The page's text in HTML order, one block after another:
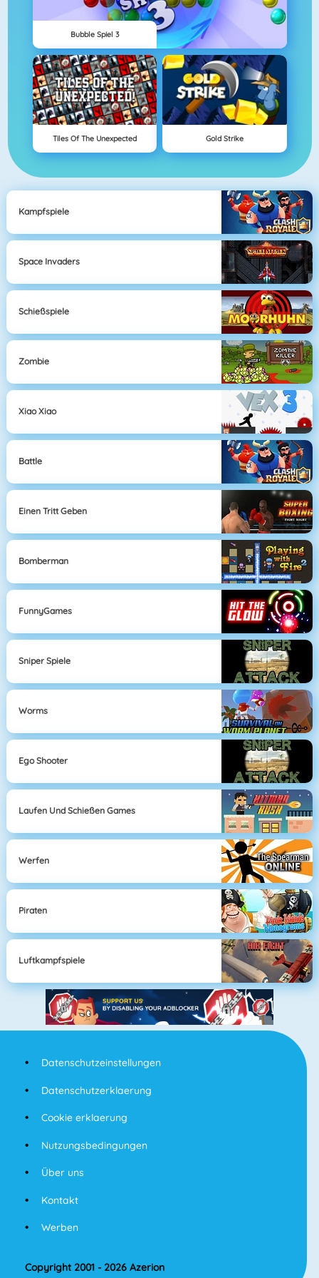
Bubble Spiel 3
Tiles Of The Unexpected Gold Strike
Kampfspiele
Space Invaders
Schießspiele
Zombie
Xiao Xiao
Battle
Einen Tritt Geben
Bomberman
FunnyGames
Sniper Spiele
Worms
Ego Shooter
Laufen Und Schießen Games
Werfen
Piraten
Luftkampfspiele
Datenschutzeinstellungen
Datenschutzerklaerung
Cookie erklaerung
Nutzungsbedingungen
Über uns
Kontakt
Werben
Copyright 2001 - 2026 Azerion